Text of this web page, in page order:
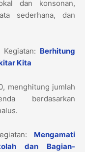
dan konsonan,
sederhana, dan
Kegiatan: Berhitung
Kita
menghitung jumlah
berdasarkan
Mengamati
dan Bagian-